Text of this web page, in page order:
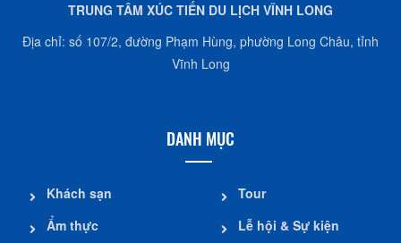
TRUNG TÂM XÚC TIẾN DU LỊCH VĨNH LONG
Địa chỉ: số 107/2, đường Phạm Hùng, phường Long Châu, tỉnh
Vĩnh Long
DANH MỤC
Khách sạn
Ẩm thực
Tour
Lễ hội & Sự kiện